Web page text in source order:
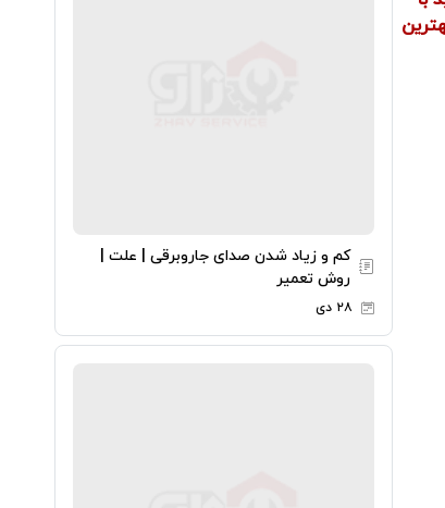
کم و زیاد شدن صدای جاروبرقی | علت |
روش تعمیر
۲۸ دی